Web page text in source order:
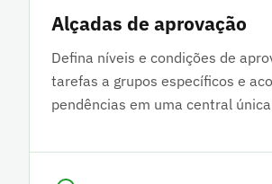
Alçadas de aprovação
Defina níveis e condições de
tarefas a grupos específicos e
pendências em uma central